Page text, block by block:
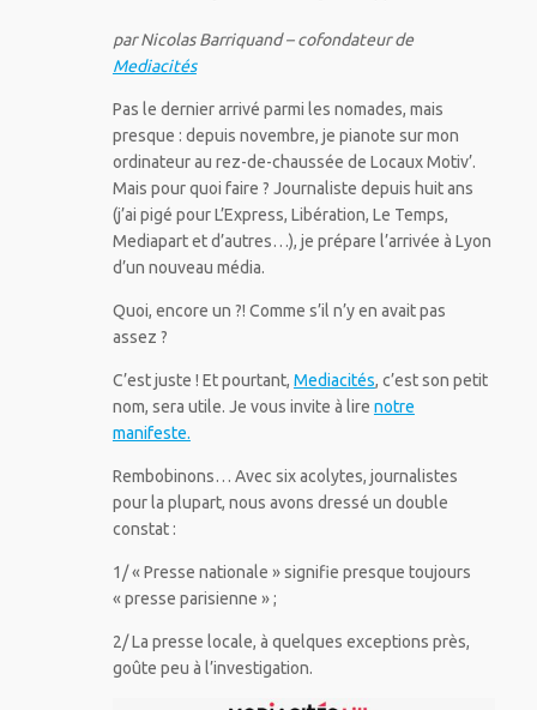
par Nicolas Barriquand – cofondateur de
Mediacités
Pas le dernier arrivé parmi les nomades, mais
presque : depuis novembre, je pianote sur mon
ordinateur au rez-de-chaussée de Locaux Motiv’.
Mais pour quoi faire ? Journaliste depuis huit ans
(j’ai pigé pour L’Express, Libération, Le Temps,
Mediapart et d’autres…), je prépare l’arrivée à Lyon
d’un nouveau média.
Quoi, encore un ?! Comme s’il n’y en avait pas
assez ?
C’est juste ! Et pourtant, Mediacités, c’est son petit
nom, sera utile. Je vous invite à lire notre
manifeste.
Rembobinons… Avec six acolytes, journalistes
pour la plupart, nous avons dressé un double
constat :
1/ « Presse nationale » signifie presque toujours
« presse parisienne » ;
2/ La presse locale, à quelques exceptions près,
goûte peu à l’investigation.